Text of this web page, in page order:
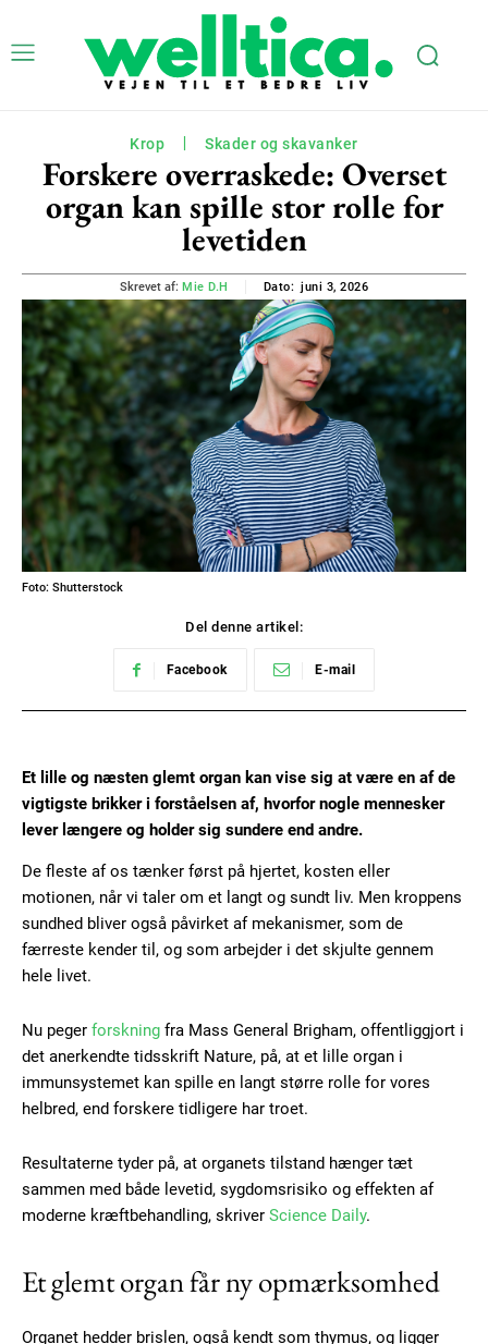
Krop Skader og skavanker
Forskere overraskede: Overset
organ kan spille stor rolle for
levetiden
Skrevet af: Mie D.H Dato: juni 3, 2026
Foto: Shutterstock
Del denne artikel:
Facebook E-mail
Et lille og næsten glemt organ kan vise sig at være en af de
vigtigste brikker i forståelsen af, hvorfor nogle mennesker
lever længere og holder sig sundere end andre.
De fleste af os tænker først på hjertet, kosten eller
motionen, når vi taler om et langt og sundt liv. Men kroppens
sundhed bliver også påvirket af mekanismer, som de
færreste kender til, og som arbejder i det skjulte gennem
hele livet.
Nu peger forskning fra Mass General Brigham, offentliggjort i
det anerkendte tidsskrift Nature, på, at et lille organ i
immunsystemet kan spille en langt større rolle for vores
helbred, end forskere tidligere har troet.
Resultaterne tyder på, at organets tilstand hænger tæt
sammen med både levetid, sygdomsrisiko og effekten af
moderne kræftbehandling, skriver Science Daily.
Et glemt organ får ny opmærksomhed
Organet hedder brislen, også kendt som thymus, og ligger